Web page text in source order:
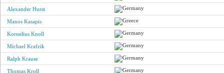
Alexander Hurst
Manos Kasapis
Kornelius Knoll
Michael Krafzik
Ralph Krause
Thomas Kroll